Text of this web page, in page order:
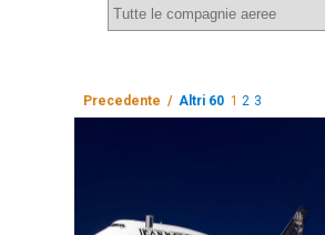
Precedente / Altri 60 1 2 3